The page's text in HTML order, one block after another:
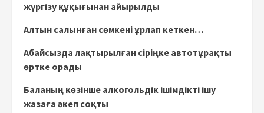
жүргізу құқығынан айырылды
Алтын салынған сөмкені ұрлап кеткен…
Абайсызда лақтырылған сіріңке автотұрақты
өртке орады
Баланың көзінше алкогольдік ішімдікті ішу
жазаға әкеп соқты